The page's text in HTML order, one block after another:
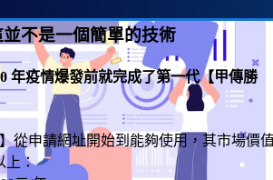
並不是一個簡單的技術
年疫情爆發前就完成了第一代【甲傳勝
從申請網址開始到能夠使用，其市場價
上：